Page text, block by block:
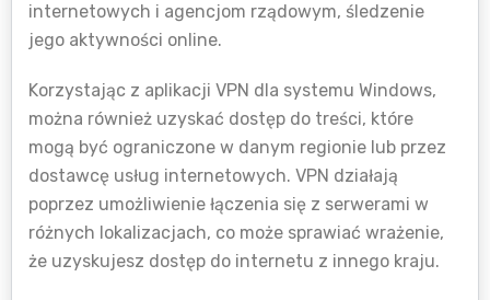
internetowych i agencjom rządowym, śledzenie
jego aktywności online.
Korzystając z aplikacji VPN dla systemu Windows,
można również uzyskać dostęp do treści, które
mogą być ograniczone w danym regionie lub przez
dostawcę usług internetowych. VPN działają
poprzez umożliwienie łączenia się z serwerami w
różnych lokalizacjach, co może sprawiać wrażenie,
że uzyskujesz dostęp do internetu z innego kraju.